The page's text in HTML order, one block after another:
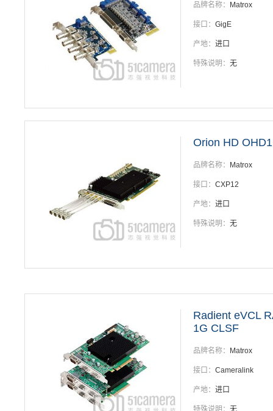
品牌名称： Matrox
接口： GigE
产地： 进口
特殊说明： 无
Orion HD
品牌名称： Matrox
接口： CXP12
产地： 进口
特殊说明： 无
Radient eVCL
1G CLSF
品牌名称： Matrox
接口： Cameralink
产地： 进口
特殊说明： 无